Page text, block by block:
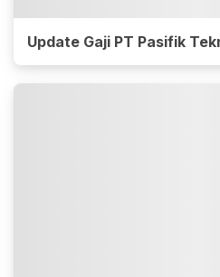
Update Gaji PT Pasifik